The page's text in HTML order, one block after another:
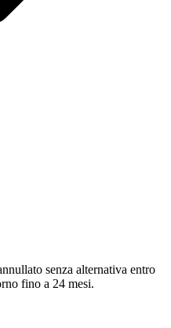
senza alternativa entro
fino a 24 mesi.